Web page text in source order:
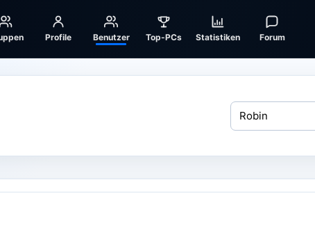
Profile Benutzer Top-PCs Statistiken Forum